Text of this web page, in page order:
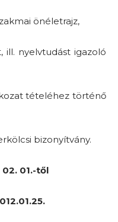
önéletrajz,
ill. nyelvtudást igazoló
tételéhez történő
bizonyítvány.
02. 01.-től